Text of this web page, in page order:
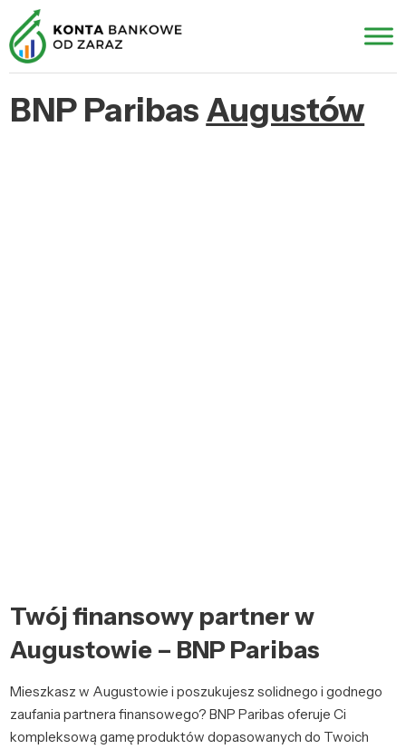
BNP Paribas Augustów
Twój finansowy partner w
Augustowie – BNP Paribas
Mieszkasz w Augustowie i poszukujesz solidnego i godnego
zaufania partnera finansowego? BNP Paribas oferuje Ci
kompleksową gamę produktów dopasowanych do Twoich